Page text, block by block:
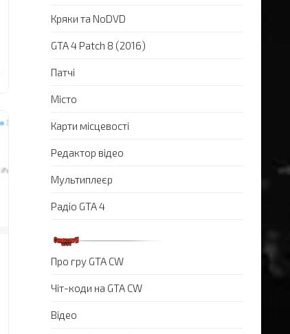
Кряки та NoDVD
GTA 4 Patch 8 (2016)
Патчі
Місто
Карти місцевості
Редактор відео
Мультиплеєр
Радіо GTA 4
Про гру GTA CW
Чіт-коди на GTA CW
Відео